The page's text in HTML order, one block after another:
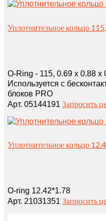
Уплотнительное кольцо
O-Ring - 115, 0.69 x 0.88 x
Используется с
блоков PRO
Арт. 05144191 Запросить
Уплотнительное кольцо
O-ring 12.42*1.78
Арт. 21031351 Запросить